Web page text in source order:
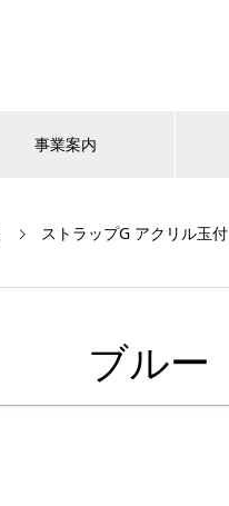
事業案内
ストラップG アクリル玉付
ブルー